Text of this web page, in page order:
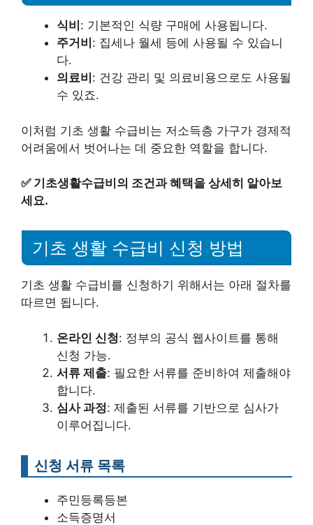
식비 : 기본적인 식량 구매에 사용됩니다.
주거비 : 집세나 월세 등에 사용될 수 있습니
다.
의료비 : 건강 관리 및 의료비용으로도 사용될
수 있죠.
이처럼 기초 생활 수급비는 저소득층 가구가 경제적
어려움에서 벗어나는 데 중요한 역할을 합니다.
✅ 기초생활수급비의 조건과 혜택을 상세히 알아보
세요.
기초 생활 수급비 신청 방법
기초 생활 수급비를 신청하기 위해서는 아래 절차를
따르면 됩니다.
온라인 신청: 정부의 공식 웹사이트를 통해
신청 가능.
서류 제출: 필요한 서류를 준비하여 제출해야
합니다.
심사 과정: 제출된 서류를 기반으로 심사가
이루어집니다.
신청 서류 목록
주민등록등본
소득증명서